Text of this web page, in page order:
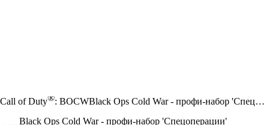
Call of Duty®: BOCW
Black Ops Cold War - профи-набор 'Спецоперации'
Black Ops Cold War - профи-набор 'Спецоперации'